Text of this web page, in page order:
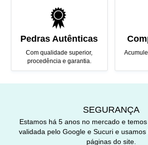
Pedras Autênticas
Com qualidade superior,
procedência e garantia.
SEGURANÇA
Estamos há 5 anos no mercado e
validada pelo Google e Sucuri e
páginas do site.